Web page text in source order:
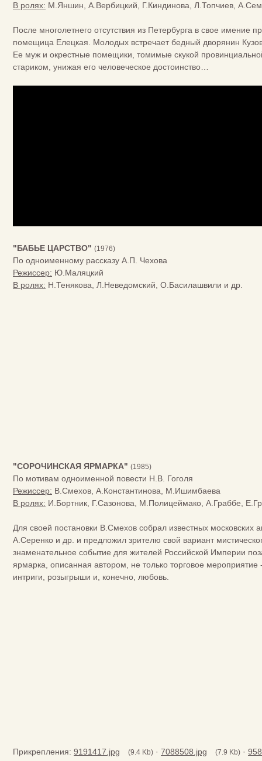
В ролях: М.Яншин, А.Вербицкий, Г.Киндинова, Л.Топчиев,
После многолетнего отсутствия из Петербурга в свое имение
помещица Елецкая. Молодых встречает бедный дворянин
Ее муж и окрестные помещики, томимые скукой
стариком, унижая его человеческое достоинство…
"БАБЬЕ ЦАРСТВО" (1976)
По одноименному рассказу А.П. Чехова
Режиссер: Ю.Маляцкий
В ролях: Н.Тенякова, Л.Неведомский, О.Басилашвили и др.
"СОРОЧИНСКАЯ ЯРМАРКА" (1985)
По мотивам одноименной повести Н.В. Гоголя
Режиссер: В.Смехов, А.Константинова, М.Ишимбаева
В ролях: И.Бортник, Г.Сазонова, М.Полицеймако, А.Граббе,
Для своей постановки В.Смехов собрал известных московских
А.Серенко и др. и предложил зрителю свой вариант
знаменательное событие для жителей Российской Империи
ярмарка, описанная автором, не только торговое мероприятие
интриги, розыгрыши и, конечно, любовь.
Прикрепления: 9191417.jpg (9.4 Kb) · 7088508.jpg (7.9 Kb) ·